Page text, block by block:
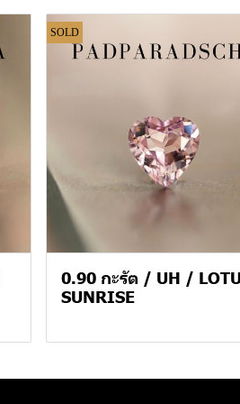
SOLD
0.90 กะรัต / UH /
SUNRISE